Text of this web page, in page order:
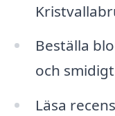
Beställa
och
Läsa